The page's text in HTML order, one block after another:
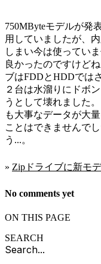
750MByteモデルが発
用していましたが、
しまい今は使ってい
良かったのですけど
ブはFDDとHDDでは
２台は水溜りにドボ
うとして壊れました
も大事なデータが大
ことはできませんで
う...。
» Zipドライブに新モ
No comments yet
ON THIS PAGE
SEARCH